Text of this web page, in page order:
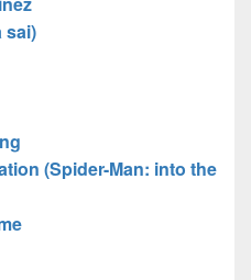
sai)
(Spider-Man: into the